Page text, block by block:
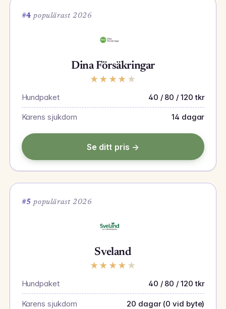
#4 populärast 2026
Dina Försäkringar
★ ★ ★ ★ ★
Hundpaket 40 / 80 / 120 tkr
Karens sjukdom 14 dagar
Se ditt pris →
#5 populärast 2026
Sveland
★ ★ ★ ★ ★
Hundpaket 40 / 80 / 120 tkr
Karens sjukdom 20 dagar (0 vid byte)